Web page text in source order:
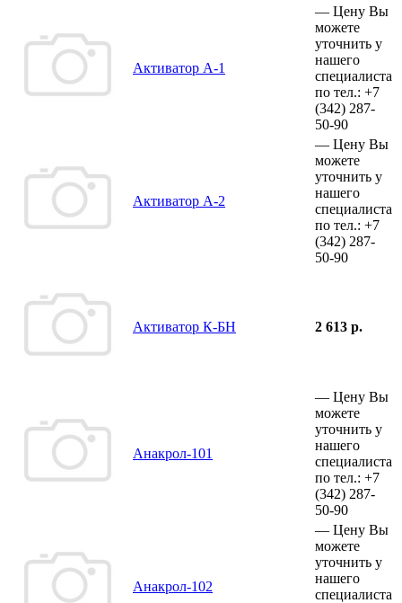
Активатор А-1
— Цену Вы
можете
уточнить у
нашего
специалиста
по тел.: +7
(342) 287-
50-90
Активатор А-2
— Цену Вы
можете
уточнить у
нашего
специалиста
по тел.: +7
(342) 287-
50-90
Активатор К-БН 2 613 р.
Анакрол-101
— Цену Вы
можете
уточнить у
нашего
специалиста
по тел.: +7
(342) 287-
50-90
Анакрол-102
— Цену Вы
можете
уточнить у
нашего
специалиста